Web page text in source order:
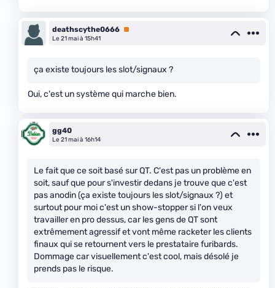
deathscythe0666 Premium
Le 21 mai à 15h41
ça existe toujours les slot/signaux ?
Oui, c'est un système qui marche bien.
gg40
Le 21 mai à 16h14
Le fait que ce soit basé sur QT. C'est pas un problème en
soit, sauf que pour s'investir dedans je trouve que c'est
pas anodin (ça existe toujours les slot/signaux ?) et
surtout pour moi c'est un show-stopper si l'on veux
travailler en pro dessus, car les gens de QT sont
extrêmement agressif et vont même racketer les clients
finaux qui se retournent vers le prestataire furibards.
Dommage car visuellement c'est cool, mais désolé je
prends pas le risque.